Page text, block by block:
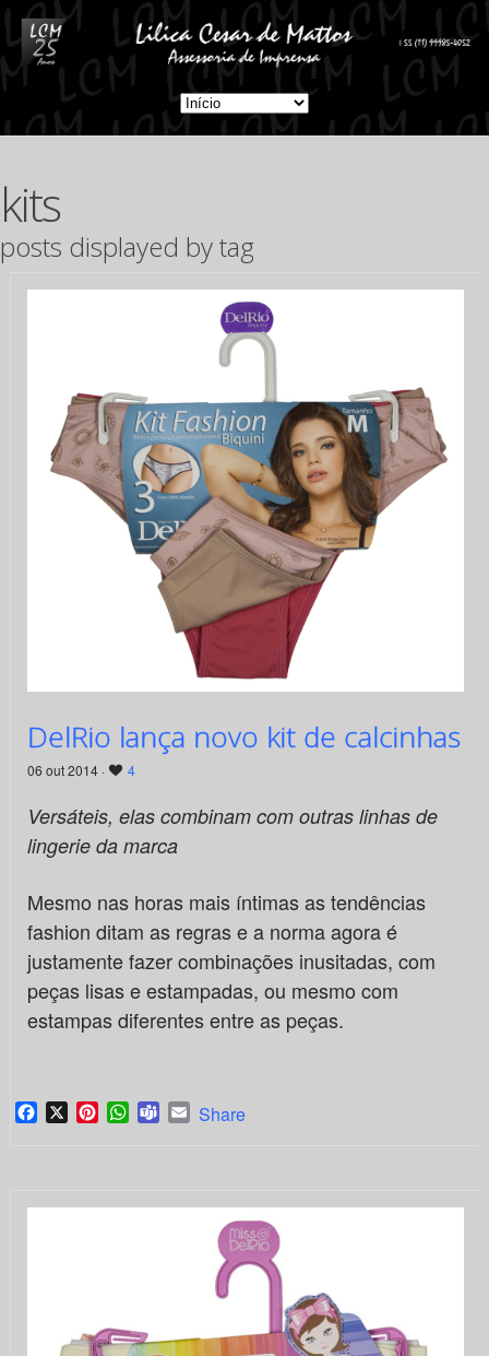
kits
posts displayed by tag
DelRio lança novo kit de calcinhas
06 out 2014 · 4
Versáteis, elas combinam com outras linhas de
lingerie da marca
Mesmo nas horas mais íntimas as tendências
fashion ditam as regras e a norma agora é
justamente fazer combinações inusitadas, com
peças lisas e estampadas, ou mesmo com
estampas diferentes entre as peças.
Facebook
X PinterestWhatsApp
TeamsEmail
Share